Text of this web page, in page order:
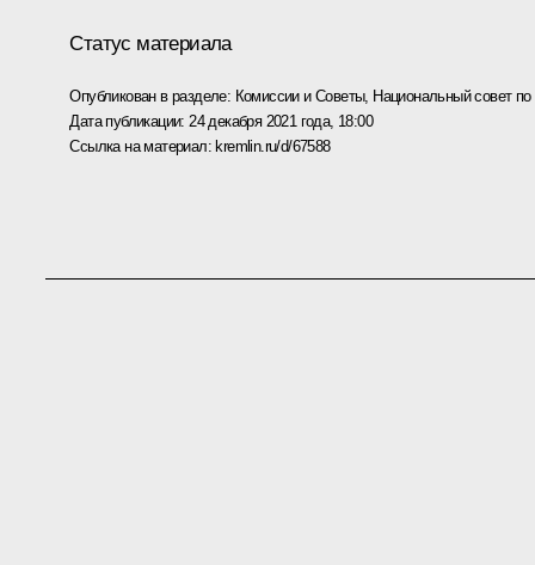
Статус материала
Опубликован в разделе: Комиссии и Советы, Национальный совет
Дата публикации: 24 декабря 2021 года, 18:00
Ссылка на материал: kremlin.ru/d/67588